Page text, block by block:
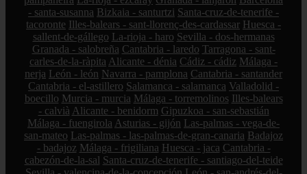
- santa-susanna Bizkaia - santurtzi Santa-cruz-de-tenerife -
tacoronte Illes-balears - sant-llorenç-des-cardassar Huesca -
sallent-de-gállego La-rioja - haro Sevilla - dos-hermanas
Granada - salobreña Cantabria - laredo Tarragona - sant-
carles-de-la-ràpita Alicante - dénia Cádiz - cádiz Málaga -
nerja León - león Navarra - pamplona Cantabria - santander
Cantabria - el-astillero Salamanca - salamanca Valladolid -
boecillo Murcia - murcia Málaga - torremolinos Illes-balears
- calvià Alicante - benidorm Gipuzkoa - san-sebastián
Málaga - fuengirola Asturias - gijón Las-palmas - vega-de-
san-mateo Las-palmas - las-palmas-de-gran-canaria Badajoz
- badajoz Málaga - frigiliana Huesca - jaca Cantabria -
cabezón-de-la-sal Santa-cruz-de-tenerife - santiago-del-teide